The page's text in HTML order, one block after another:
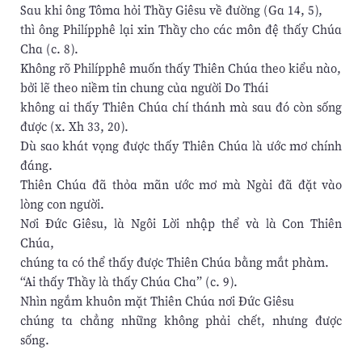
Sau khi ông Tôma hỏi Thầy Giêsu về đường (Ga 14, 5),
thì ông Philípphê lại xin Thầy cho các môn đệ thấy Chúa
Cha (c. 8).
Không rõ Philípphê muốn thấy Thiên Chúa theo kiểu nào,
bởi lẽ theo niềm tin chung của người Do Thái
không ai thấy Thiên Chúa chí thánh mà sau đó còn sống
được (x. Xh 33, 20).
Dù sao khát vọng được thấy Thiên Chúa là ước mơ chính
đáng.
Thiên Chúa đã thỏa mãn ước mơ mà Ngài đã đặt vào
lòng con người.
Nơi Đức Giêsu, là Ngôi Lời nhập thể và là Con Thiên
Chúa,
chúng ta có thể thấy được Thiên Chúa bằng mắt phàm.
“Ai thấy Thầy là thấy Chúa Cha” (c. 9).
Nhìn ngắm khuôn mặt Thiên Chúa nơi Đức Giêsu
chúng ta chẳng những không phải chết, nhưng được
sống.